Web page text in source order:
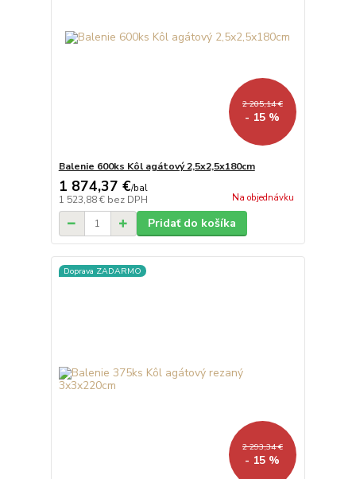
2 205,14 €
- 15 %
Balenie 600ks Kôl agátový 2,5x2,5x180cm
1 874,37 €/bal
1 523,88 € bez DPH Na objednávku
Pridať do košíka
Doprava ZADARMO
2 293,34 €
- 15 %